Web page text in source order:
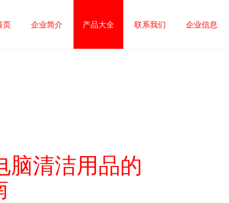
页 企业简介 产品大全 联系我们 企业信息
脑清洁用品的